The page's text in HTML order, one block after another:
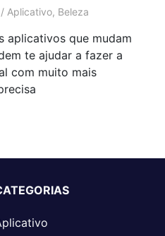
Aplicativo, Beleza
aplicativos que mudam
te ajudar a fazer a
com muito mais